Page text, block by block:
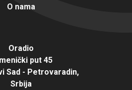
O nama
Oradio
put 45
Sad - Petrovaradin,
Srbija